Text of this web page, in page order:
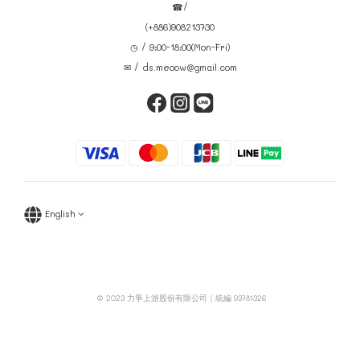
☎/
(+886)908213730
◷ / 9:00-18:00(Mon-Fri)
✉ / ds.meoow@gmail.com
English
© 2023 力爭上游股份有限公司｜統編 93781326